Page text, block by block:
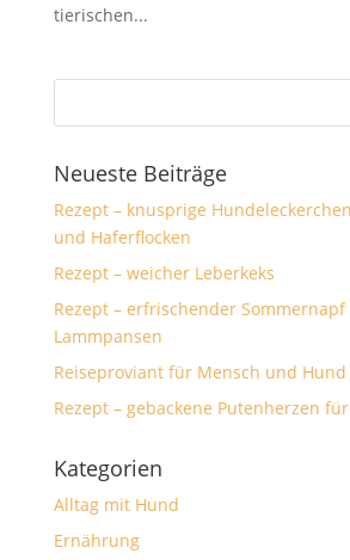
tierischen...
Neueste Beiträge
Rezept – knusprige
und Haferflocken
Rezept – weicher Leberkeks
Rezept – erfrischender
Lammpansen
Reiseproviant für Mensch und Hund
Rezept – gebackene Putenherzen
Kategorien
Alltag mit Hund
Ernährung